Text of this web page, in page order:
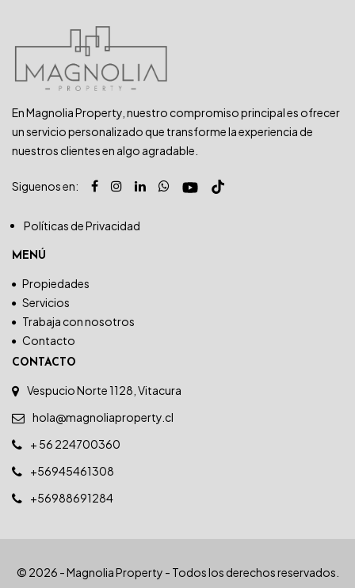
En Magnolia Property, nuestro compromiso principal es ofrecer
un servicio personalizado que transforme la experiencia de
nuestros clientes en algo agradable.
Siguenos en:
Políticas de Privacidad
MENÚ
Propiedades
Servicios
Trabaja con nosotros
Contacto
CONTACTO
Vespucio Norte 1128, Vitacura
hola@magnoliaproperty.cl
+ 56 224700360
+56945461308
+56988691284
© 2026 - Magnolia Property - Todos los derechos reservados.